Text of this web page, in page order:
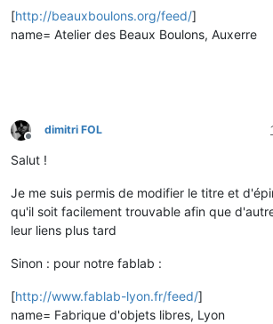
[http://beauxboulons.org/feed/]
name= Atelier des Beaux Boulons, Auxerre
Hors-ligne
dimitri FOL
Salut !
Je me suis permis de modifier le titre et
qu'il soit facilement trouvable afin que
leur liens plus tard
Sinon : pour notre fablab :
[http://www.fablab-lyon.fr/feed/]
name= Fabrique d'objets libres, Lyon